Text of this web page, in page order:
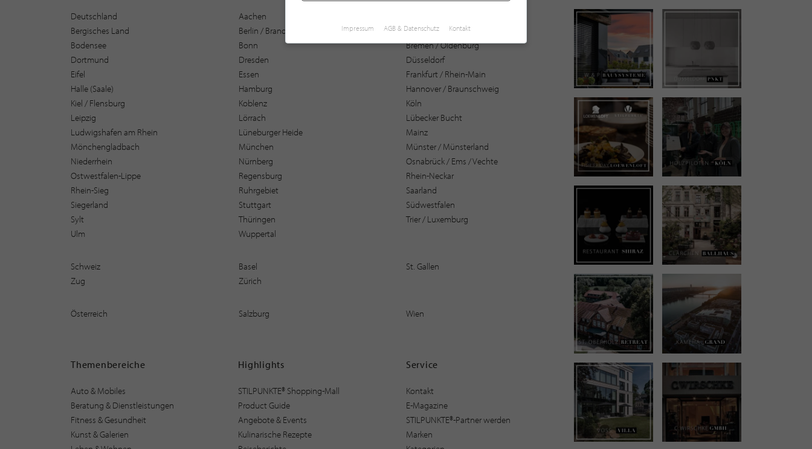
Deutschland Aachen
Bergisches Land
Berlin / Brandenburg
Bochum
Bodensee
Bonn
Bremen / Oldenburg
Dortmund
Dresden
Düsseldorf
Eifel
Essen
Frankfurt / Rhein-Main
Halle (Saale)
Hamburg
Hannover / Braunschweig
Kiel / Flensburg
Koblenz
Köln
Leipzig
Lörrach
Lübecker Bucht
Ludwigshafen am Rhein
Lüneburger Heide
Mainz
Mönchengladbach
München
Münster / Münsterland
Niederrhein
Nürnberg
Osnabrück / Ems / Vechte
Ostwestfalen-Lippe
Regensburg
Rhein-Neckar
Rhein-Sieg
Ruhrgebiet
Saarland
Siegerland
Stuttgart
Südwestfalen
Sylt
Thüringen
Trier / Luxemburg
Ulm
Wuppertal
Schweiz Basel
St. Gallen
Zug
Zürich
Österreich Salzburg Wien
Themenbereiche
Auto & Mobiles
Beratung & Dienstleistungen
Fitness & Gesundheit
Kunst & Galerien
Highlights
STILPUNKTE® Shopping-Mall
Product Guide
Angebote & Events
Kulinarische Rezepte
Service
Kontakt
E-Magazine
STILPUNKTE®-Partner werden
Marken
Impressum AGB & Datenschutz Kontakt